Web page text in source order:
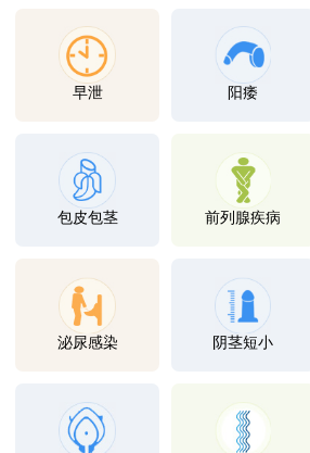
早泄 阳痿
包皮包茎 前列腺疾病
泌尿感染 阴茎短小